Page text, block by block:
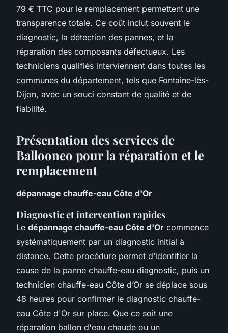
79 € TTC pour le remplacement permettent une
transparence totale. Ce coût inclut souvent le
diagnostic, la détection des pannes, et la
réparation des composants défectueux. Les
techniciens qualifiés interviennent dans toutes les
communes du département, tels que Fontaine-lès-
Dijon, avec un souci constant de qualité et de
fiabilité.
Présentation des services de
Ballooneo pour la réparation et le
remplacement
dépannage chauffe-eau Côte d'Or
Diagnostic et intervention rapides
Le dépannage chauffe-eau Côte d'Or commence
systématiquement par un diagnostic initial à
distance. Cette procédure permet d’identifier la
cause de la panne chauffe-eau diagnostic, puis un
technicien chauffe-eau Côte d’Or se déplace sous
48 heures pour confirmer le diagnostic chauffe-
eau Côte d'Or sur place. Que ce soit une
réparation ballon d'eau chaude ou un